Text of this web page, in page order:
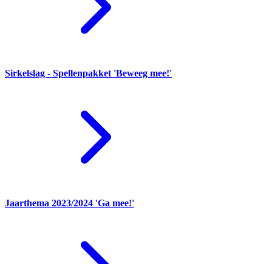
Sirkelslag - Spellenpakket 'Beweeg mee!'
Jaarthema 2023/2024 'Ga mee!'